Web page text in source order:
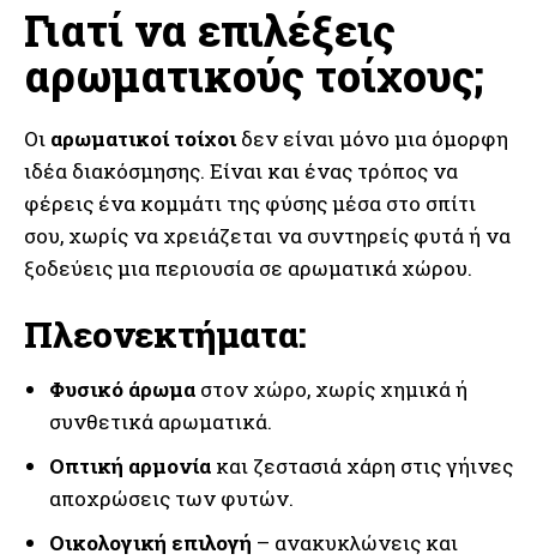
Γιατί να επιλέξεις
αρωματικούς τοίχους;
Οι αρωματικοί τοίχοιδεν είναι μόνο μια όμορφη
ιδέα διακόσμησης. Είναι και ένας τρόπος να
φέρεις ένα κομμάτι της φύσης μέσα στο σπίτι
σου, χωρίς να χρειάζεται να συντηρείς φυτά ή να
ξοδεύεις μια περιουσία σε αρωματικά χώρου.
Πλεονεκτήματα:
Φυσικό άρωμα στον χώρο, χωρίς χημικά ή
συνθετικά αρωματικά.
Οπτική αρμονία και ζεστασιά χάρη στις γήινες
αποχρώσεις των φυτών.
Οικολογική επιλογή – ανακυκλώνεις και